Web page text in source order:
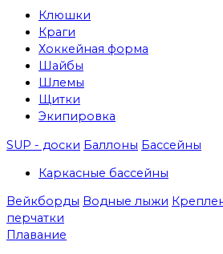
Клюшки
Краги
Хоккейная форма
Шайбы
Шлемы
Щитки
Экипировка
SUP - доски Баллоны Бассейны
Каркасные бассейны
Вейкборды Водные лыжи
перчатки
Плавание